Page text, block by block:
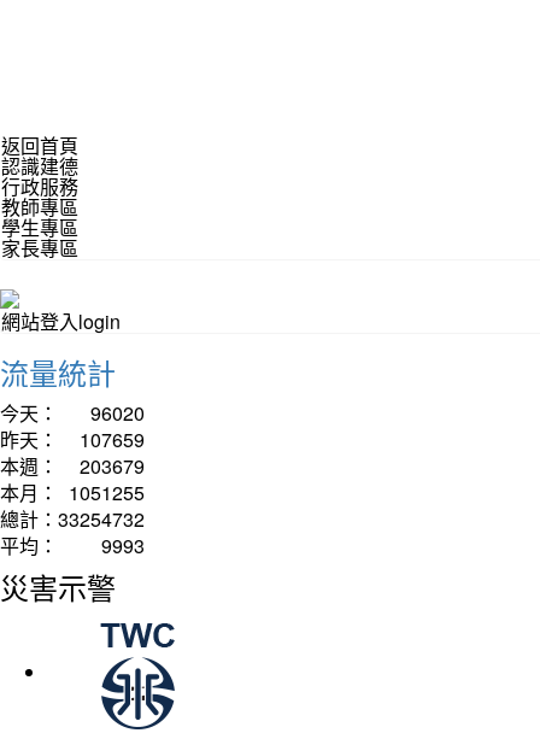
返回首頁
認識建德
行政服務
教師專區
學生專區
家長專區
網站登入login
流量統計
今天：
96020
昨天：
107659
本週：
203679
本月：
1051255
總計： 33254732
平均：
9993
災害示警